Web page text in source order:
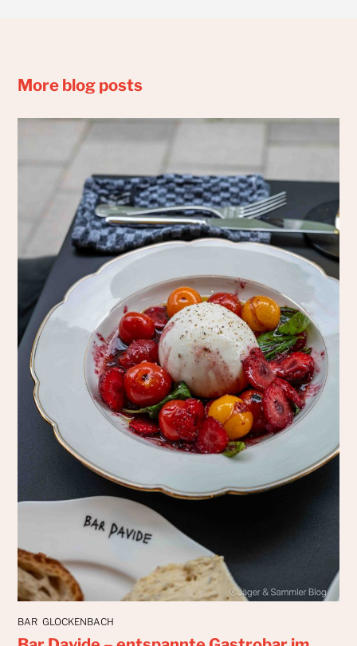
More blog posts
BAR GLOCKENBACH